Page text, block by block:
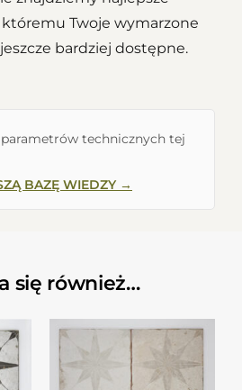
któremu Twoje wymarzone
bardziej dostępne.
technicznych tej
BAZĘ WIEDZY →
się również…